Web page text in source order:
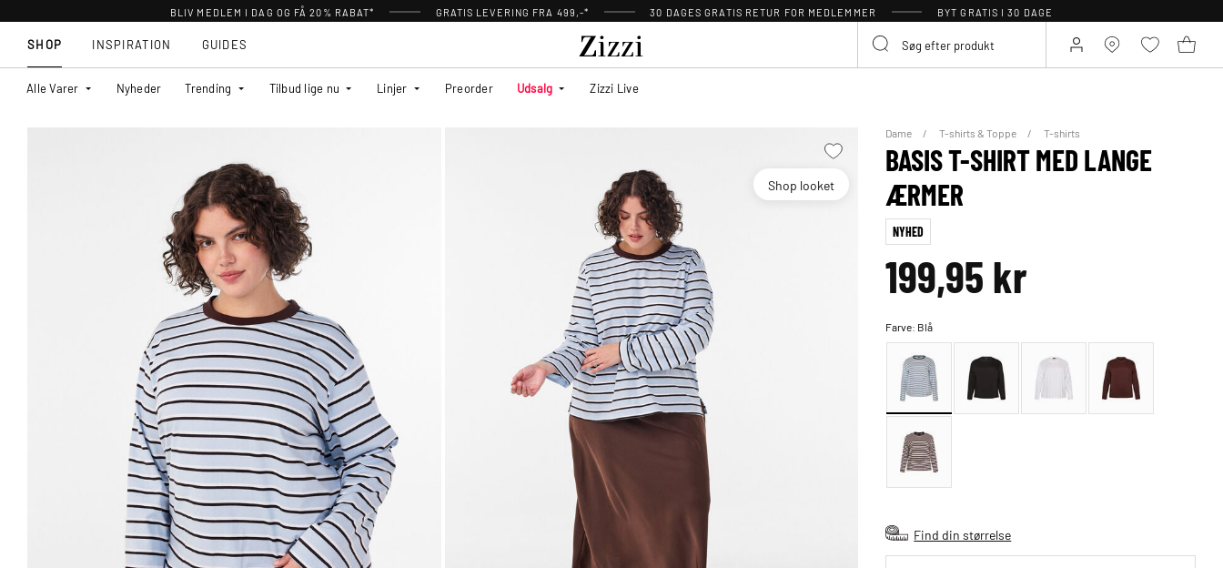
BLIV MEDLEM I DAG OG FÅ 20% RABAT* GRATIS LEVERING FRA 499,-* 30 DAGES GRATIS RETUR FOR MEDLEMMER BYT GRATIS I 30 DAGE
SHOP
Alle Varer Nyheder Trending Tilbud lige nu Linjer Preorder Udsalg Zizzi Live
INSPIRATION GUIDES
Shop looket
Dame T-shirts & Toppe T-shirts
BASIS T-SHIRT MED LANGE
ÆRMER
NYHED
199,95 kr
Farve: Blå
Find din størrelse